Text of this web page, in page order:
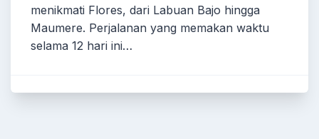
menikmati Flores, dari Labuan Bajo hingga
Maumere. Perjalanan yang memakan waktu
selama 12 hari ini…